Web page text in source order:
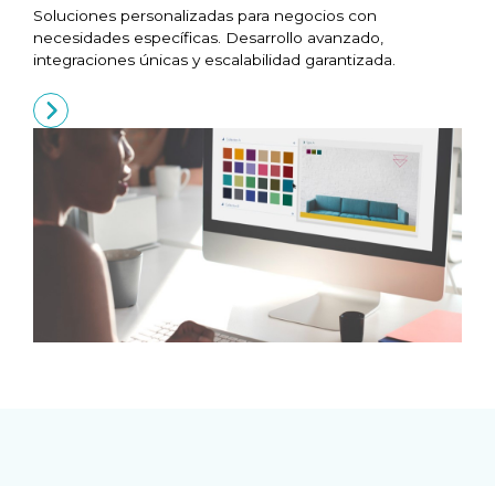
Soluciones personalizadas para negocios con
necesidades específicas. Desarrollo avanzado,
integraciones únicas y escalabilidad garantizada.